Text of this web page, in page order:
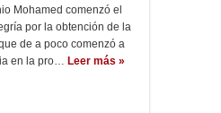
Mohamed comenzó el
por la obtención de la
de a poco comenzó a
en la pro… Leer más »